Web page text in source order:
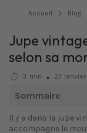
Accueil Blog
Jupe
selon sa
3 min 27
Sommaire
Il y a dans la jupe
accompagne le